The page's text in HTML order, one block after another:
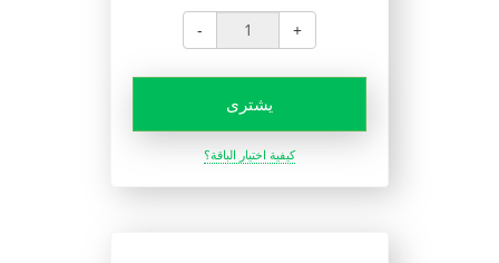
- +
يشترى
كيفية اختيار الباقة؟